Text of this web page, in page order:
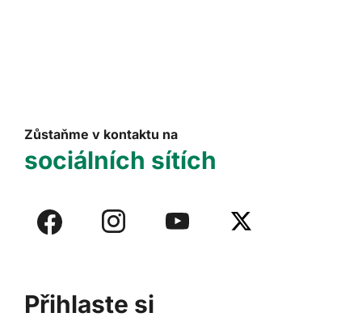
Přihlaste si
Zůstaňme v kontaktu na
sociálních sítích